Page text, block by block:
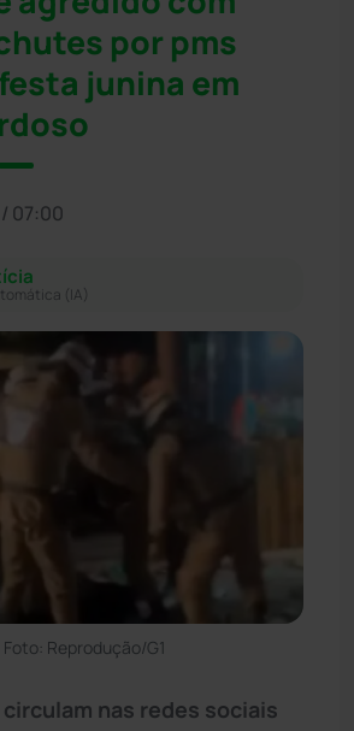
por pms
junina em
07:00
(IA)
Foto: Reprodução/G1
nas redes sociais